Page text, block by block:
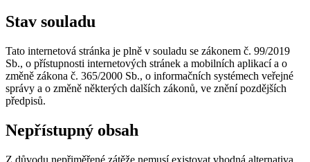
Stav souladu
Tato internetová stránka je plně v souladu se zákonem č. 99/2019
Sb., o přístupnosti internetových stránek a mobilních aplikací a o
změně zákona č. 365/2000 Sb., o informačních systémech veřejné
správy a o změně některých dalších zákonů, ve znění pozdějších
předpisů.
Nepřístupný obsah